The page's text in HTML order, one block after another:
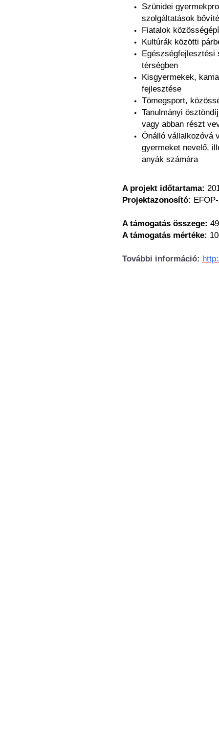
Szünidei
szolgáltatások
Fiatalok
Kultúrák közötti
Egészségfejlesztési
térségben
Kisgyermekek,
fejlesztése
Tömegsport,
Tanulmányi
vagy abban részt
Önálló vállalkozóvá
gyermeket nevelő,
anyák számára
A projekt időtartama:
Projektazonosító:
A támogatás összege:
A támogatás mértéke:
További információ: